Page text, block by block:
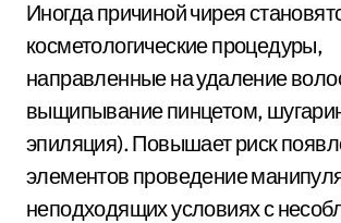
Иногда причиной чирея
косметологические процедуры,
направленные на удаление
выщипывание пинцетом,
эпиляция). Повышает риск
элементов проведение
неподходящих условиях с